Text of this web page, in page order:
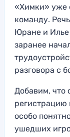
«Химки» уже
команду.
Юране и Илье
заранее
разговора с
Добавим, что
регистрацию
особо
ушедших